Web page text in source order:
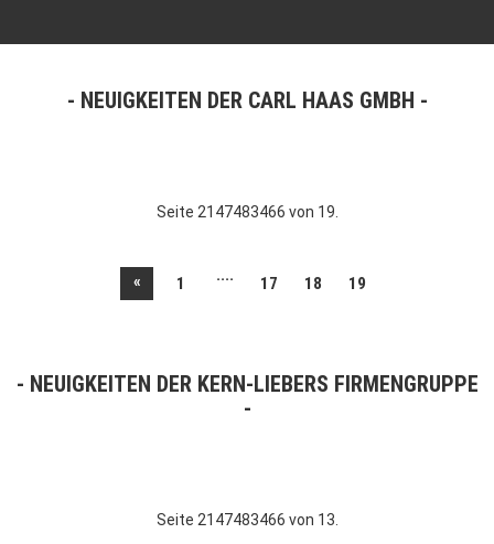
NEUIGKEITEN DER CARL HAAS GMBH
Seite 2147483466 von 19.
« 1 .... 17 18 19
NEUIGKEITEN DER KERN-LIEBERS FIRMENGRUPPE
Seite 2147483466 von 13.